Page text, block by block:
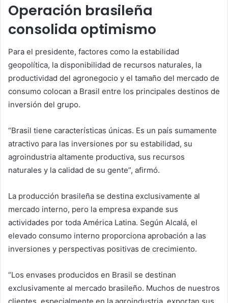
Operación brasileña
consolida optimismo
Para el presidente, factores como la estabilidad
geopolítica, la disponibilidad de recursos naturales, la
productividad del agronegocio y el tamaño del mercado de
consumo colocan a Brasil entre los principales destinos de
inversión del grupo.
“Brasil tiene características únicas. Es un país sumamente
atractivo para las inversiones por su estabilidad, su
agroindustria altamente productiva, sus recursos
naturales y la calidad de su gente”, afirmó.
La producción brasileña se destina exclusivamente al
mercado interno, pero la empresa expande sus
actividades por toda América Latina. Según Alcalá, el
elevado consumo interno proporciona aprobación a las
inversiones y perspectivas positivas de crecimiento.
“Los envases producidos en Brasil se destinan
exclusivamente al mercado brasileño. Muchos de nuestros